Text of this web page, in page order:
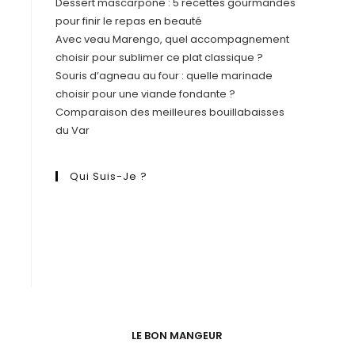
pour finir le repas en beauté
Avec veau Marengo, quel accompagnement
choisir pour sublimer ce plat classique ?
Souris d’agneau au four : quelle marinade
choisir pour une viande fondante ?
Comparaison des meilleures bouillabaisses
du Var
Qui Suis-Je ?
LE BON MANGEUR